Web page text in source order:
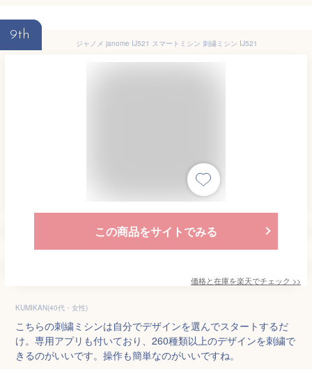
9th
ジャノメ janome IJ521 スマートミシン 刺繍ミシン IJ521
この商品をサイトでみる
価格と在庫を楽天でチェック >>
KUMIKAN(40代・女性)
こちらの刺繍ミシンは自分でデザインを選んでスタートするだ
け。専用アプリも付いており、260種類以上のデザインを刺繍で
きるのがいいです。操作も簡単なのがいいですね。